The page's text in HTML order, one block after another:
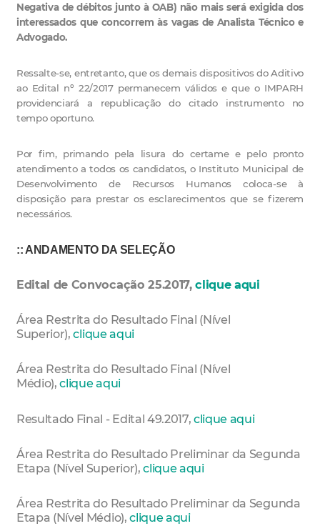
Negativa de débitos junto à OAB) não mais será exigida dos
interessados que concorrem às vagas de Analista Técnico e
Advogado.
Ressalte-se, entretanto, que os demais dispositivos do Aditivo
ao Edital nº 22/2017 permanecem válidos e que o IMPARH
providenciará a republicação do citado instrumento no
tempo oportuno.
Por fim, primando pela lisura do certame e pelo pronto
atendimento a todos os candidatos, o Instituto Municipal de
Desenvolvimento de Recursos Humanos coloca-se à
disposição para prestar os esclarecimentos que se fizerem
necessários.
:: ANDAMENTO DA SELEÇÃO
Edital de Convocação 25.2017,clique aqui
Área Restrita do Resultado Final (Nível
Superior),clique aqui
Área Restrita do Resultado Final (Nível
Médio),clique aqui
Resultado Final - Edital 49.2017,clique aqui
Área Restrita do Resultado Preliminar da Segunda
Etapa (Nível Superior),clique aqui
Área Restrita do Resultado Preliminar da Segunda
Etapa (Nível Médio),clique aqui